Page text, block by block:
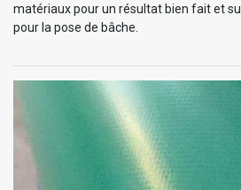
matériaux pour un résultat bien fait et
pour la pose de bâche.